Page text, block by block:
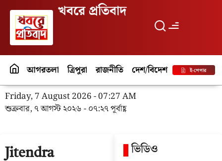
খবরে প্রতিবাদ
আগরতলা ত্রিপুরা রাজনীতি দেশ/বিদেশ পর্যটনই-পেপার
Friday, 7 August 2026 - 07:27 AM
শুক্রবার, ৭ আগস্ট ২০২৬ - ০৭:২৭ পূর্বাহ্ণ
Jitendra
ভিডিও